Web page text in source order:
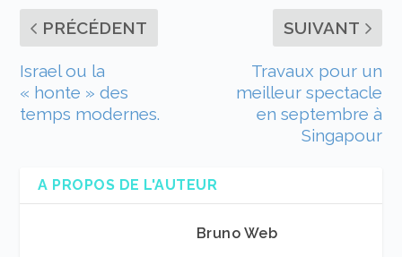
PRÉCÉDENT
Israel ou la
« honte » des
temps modernes.
SUIVANT
Travaux pour un
meilleur spectacle
en septembre à
Singapour
A PROPOS DE L'AUTEUR
Bruno Web